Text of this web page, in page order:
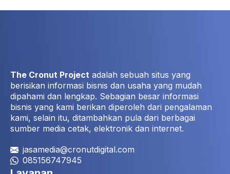
The Cronut Project adalah sebuah situs yang
berisikan informasi bisnis dan usaha yang mudah
dipahami dan lengkap. Sebagian besar informasi
bisnis yang kami berikan diperoleh dari pengalaman
kami, selain itu, ditambahkan pula dari berbagai
sumber media cetak, elektronik dan internet.
jasamedia@cronutdigital.com
085156747945